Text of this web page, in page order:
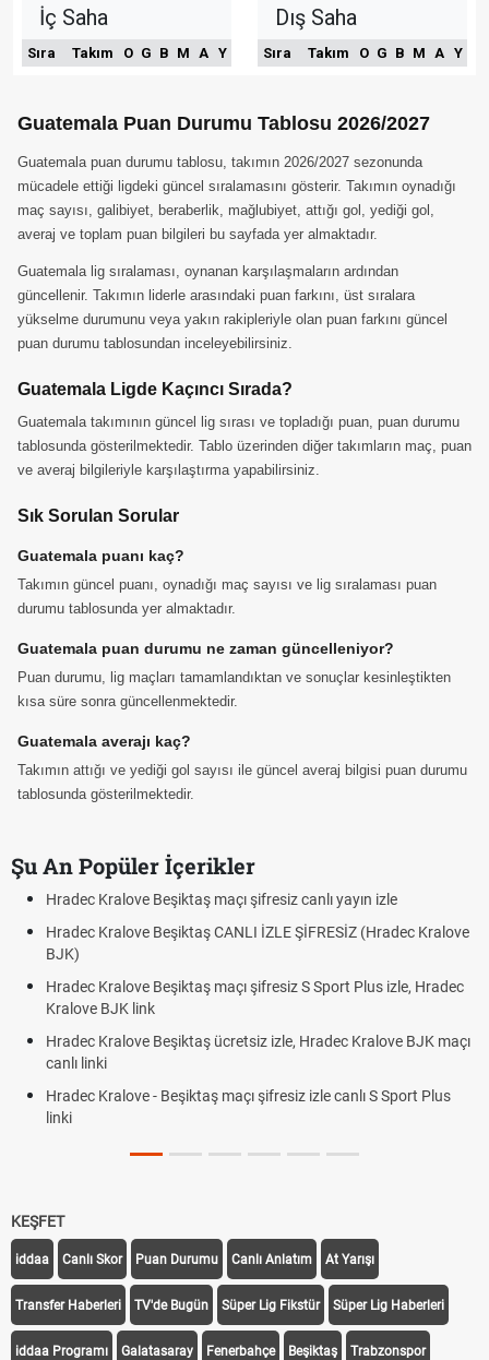
İç Saha
Sıra Takım O G B M A Y
Dış Saha
Sıra Takım O G B M A Y
Guatemala Puan Durumu Tablosu 2026/2027
Guatemala puan durumu tablosu, takımın 2026/2027 sezonunda
mücadele ettiği ligdeki güncel sıralamasını gösterir. Takımın oynadığı
maç sayısı, galibiyet, beraberlik, mağlubiyet, attığı gol, yediği gol,
averaj ve toplam puan bilgileri bu sayfada yer almaktadır.
Guatemala lig sıralaması, oynanan karşılaşmaların ardından
güncellenir. Takımın liderle arasındaki puan farkını, üst sıralara
yükselme durumunu veya yakın rakipleriyle olan puan farkını güncel
puan durumu tablosundan inceleyebilirsiniz.
Guatemala Ligde Kaçıncı Sırada?
Guatemala takımının güncel lig sırası ve topladığı puan, puan durumu
tablosunda gösterilmektedir. Tablo üzerinden diğer takımların maç, puan
ve averaj bilgileriyle karşılaştırma yapabilirsiniz.
Sık Sorulan Sorular
Guatemala puanı kaç?
Takımın güncel puanı, oynadığı maç sayısı ve lig sıralaması puan
durumu tablosunda yer almaktadır.
Guatemala puan durumu ne zaman güncelleniyor?
Puan durumu, lig maçları tamamlandıktan ve sonuçlar kesinleştikten
kısa süre sonra güncellenmektedir.
Guatemala averajı kaç?
Takımın attığı ve yediği gol sayısı ile güncel averaj bilgisi puan durumu
tablosunda gösterilmektedir.
Şu An Popüler İçerikler
Hradec Kralove Beşiktaş maçı şifresiz canlı yayın izle
Hradec Kralove Beşiktaş CANLI İZLE ŞİFRESİZ (Hradec Kralove
BJK)
Hradec Kralove Beşiktaş maçı şifresiz S Sport Plus izle, Hradec
Kralove BJK link
Hradec Kralove Beşiktaş ücretsiz izle, Hradec Kralove BJK maçı
canlı linki
Hradec Kralove - Beşiktaş maçı şifresiz izle canlı S Sport Plus
linki
KEŞFET
iddaa Canlı Skor Puan Durumu Canlı Anlatım At Yarışı
Transfer Haberleri TV'de Bugün Süper Lig Fikstür Süper Lig Haberleri
iddaa Programı Galatasaray Fenerbahçe Beşiktaş Trabzonspor